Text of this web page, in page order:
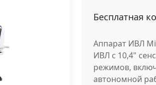
Бесплатная
Аппарат ИВЛ
ИВЛ с 10,4"
режимов,
автономной